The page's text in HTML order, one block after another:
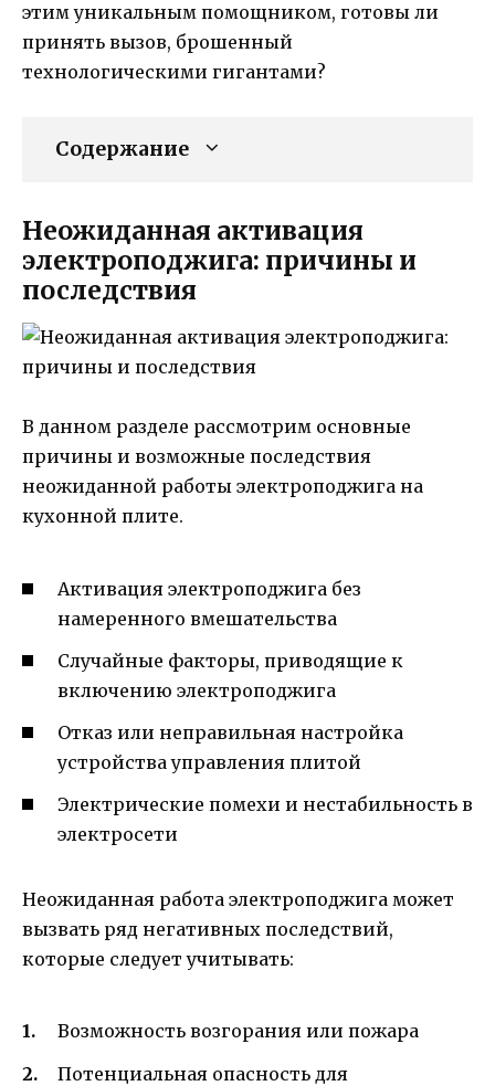
этим уникальным помощником, готовы ли
принять вызов, брошенный
технологическими гигантами?
Содержание
Неожиданная активация
электроподжига: причины и
последствия
В данном разделе рассмотрим основные
причины и возможные последствия
неожиданной работы электроподжига на
кухонной плите.
Активация электроподжига без
намеренного вмешательства
Случайные факторы, приводящие к
включению электроподжига
Отказ или неправильная настройка
устройства управления плитой
Электрические помехи и нестабильность в
электросети
Неожиданная работа электроподжига может
вызвать ряд негативных последствий,
которые следует учитывать:
Возможность возгорания или пожара
Потенциальная опасность для